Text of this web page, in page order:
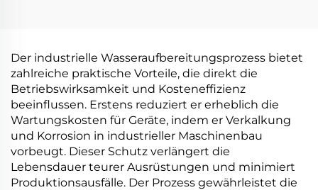
Vakuummantel-
Kristallizer
Deponie-Durchfluss
Der industrielle Wasseraufbereitungsprozess bietet
zahlreiche praktische Vorteile, die direkt die
Betriebswirksamkeit und Kosteneffizienz
beeinflussen. Erstens reduziert er erheblich die
Wartungskosten für Geräte, indem er Verkalkung
und Korrosion in industrieller Maschinenbau
vorbeugt. Dieser Schutz verlängert die
Lebensdauer teurer Ausrüstungen und minimiert
Produktionsausfälle. Der Prozess gewährleistet die